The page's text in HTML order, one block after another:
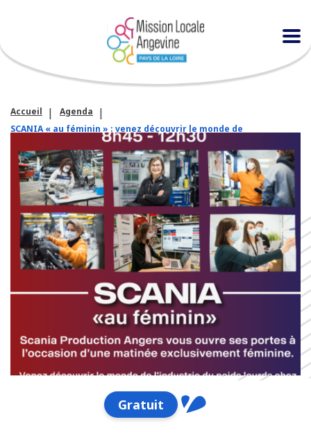
Accueil
Agenda
SCANIA « au féminin » : venez découvrir le monde de
l’industrie du poids lourds
Gratuit